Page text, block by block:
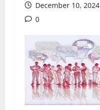
December 10, 2024
0